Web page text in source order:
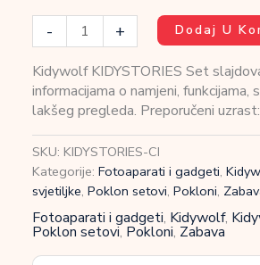
-
Kidywolf
KIDYSTORIES
Set
slajdova
za
KIDYSLIDE
Circus
količina
+ Dodaj U
Kidywolf KIDYSTORIES Set
informacijama o namjeni,
lakšeg pregleda. Preporučeni
SKU: KIDYSTORIES-CI
Kategorije: Fotoaparati i gadgeti,
svjetiljke, Poklon setovi, Pokloni,
Fotoaparati i gadgeti, Kidywolf,
Poklon setovi, Pokloni, Zabava